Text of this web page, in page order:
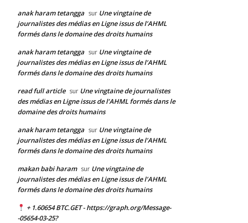
anak haram tetangga sur Une vingtaine de
journalistes des médias en Ligne issus de l’AHML
formés dans le domaine des droits humains
anak haram tetangga sur Une vingtaine de
journalistes des médias en Ligne issus de l’AHML
formés dans le domaine des droits humains
read full article sur Une vingtaine de journalistes
des médias en Ligne issus de l’AHML formés dans le
domaine des droits humains
anak haram tetangga sur Une vingtaine de
journalistes des médias en Ligne issus de l’AHML
formés dans le domaine des droits humains
makan babi haram sur Une vingtaine de
journalistes des médias en Ligne issus de l’AHML
formés dans le domaine des droits humains
+ 1.60654 BTC.GET - https://graph.org/Message-
-05654-03-25?